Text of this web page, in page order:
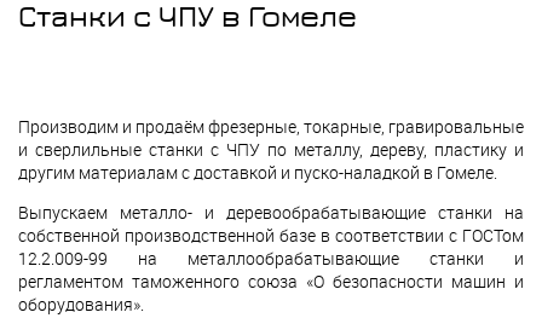
Станки с ЧПУ в Гомеле
Производим и продаём фрезерные, токарные, гравировальные
и сверлильные станки с ЧПУ по металлу, дереву, пластику и
другим материалам с доставкой и пуско-наладкой в Гомеле.
Выпускаем металло- и деревообрабатывающие станки на
собственной производственной базе в соответствии с ГОСТом
12.2.009-99 на металлообрабатывающие станки и
регламентом таможенного союза «О безопасности машин и
оборудования».